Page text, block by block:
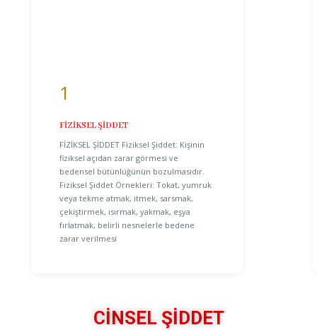
1
FİZİKSEL ŞİDDET
FİZİKSEL ŞİDDET Fiziksel Şiddet: Kişinin
fiziksel açıdan zarar görmesi ve
bedensel bütünlüğünün bozulmasıdır.
Fiziksel Şiddet Örnekleri: Tokat, yumruk
veya tekme atmak, itmek, sarsmak,
çekiştirmek, ısırmak, yakmak, eşya
fırlatmak, belirli nesnelerle bedene
zarar verilmesi
CİNSEL ŞİDDET